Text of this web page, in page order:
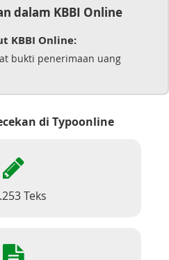
dalam KBBI Online
KBBI Online:
bukti penerimaan uang
di Typoonline
Teks